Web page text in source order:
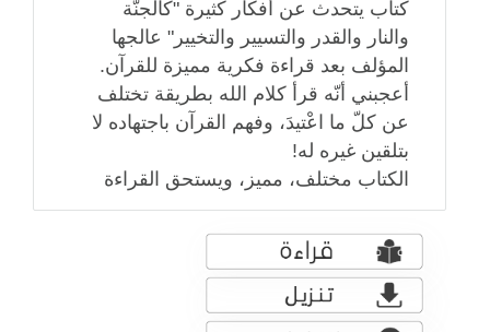
كتاب يتحدث عن أفكار كثيرة "كالجنّة
والنار والقدر والتسيير والتخيير" عالجها
المؤلف بعد قراءة فكرية مميزة للقرآن.
أعجبني أنّه قرأ كلام الله بطريقة تختلف
عن كلّ ما اعْتيدَ، وفهم القرآن باجتهاده لا
بتلقين غيره له!
الكتاب مختلف، مميز، ويستحق القراءة